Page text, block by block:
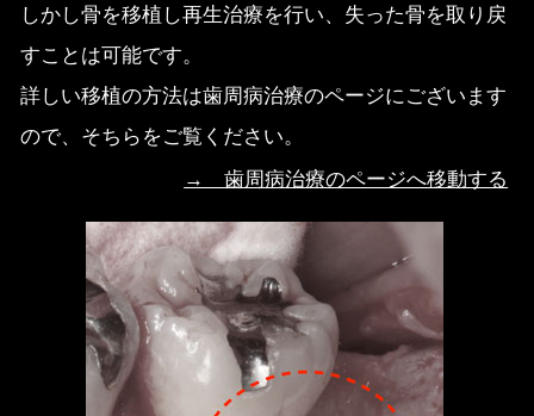
しかし骨を移植し再生治療を行い、失った骨を取り戻
すことは可能です。
詳しい移植の方法は歯周病治療のページにございます
ので、そちらをご覧ください。
→ 歯周病治療のページへ移動する